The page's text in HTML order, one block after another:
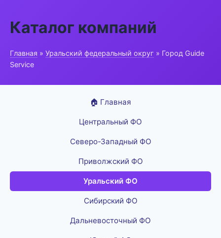
Каталог компаний
Главная » Уральский федеральный округ » Город Guide
Service
🏠 Главная
Центральный ФО
Северо-Западный ФО
Приволжский ФО
Уральский ФО
Сибирский ФО
Дальневосточный ФО